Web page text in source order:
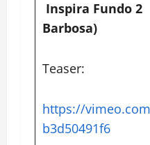
Inspira Fundo
Barbosa)
Teaser:
https://
b3d50491f6